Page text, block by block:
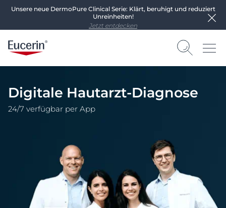
Unsere neue DermoPure Clinical Serie: Klärt, beruhigt und reduziert
Unreinheiten!
Jetzt entdecken
Digitale Hautarzt-Diagnose
24/7 verfügbar per App